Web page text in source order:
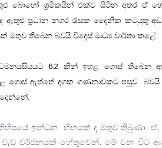
බොහෝ ශ්‍රමිකයින් එක්ව සිටින අතර ඒ
ද ඇතුළු ප්‍රධාන නගර රැසක දෛනික කටයුතු
මතුව තිබෙන බවයි විදෙස් මාධ්‍ය වාර්තා කළේ.
6.2 කින් ඉහළ ගොස් තිබෙන
ගොස් ඇත්තේ දශක ගණනාවකට පසුව
කිහිපයේ ඉන්ධන හිඟයක් ද මතුව තිබුණා. ඒ,
වර්ජනයක් හේතුවෙන්. මේ වන විට